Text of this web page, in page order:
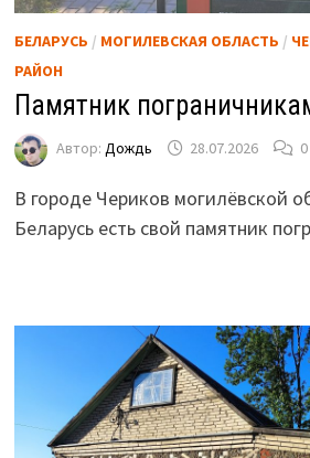
БЕЛАРУСЬ / МОГИЛЕВСКАЯ ОБЛАСТЬ /
РАЙОН
Памятник
Автор: Дождь 28.07.2026 0
В городе Чериков могилёвской
Беларусь есть свой памятник